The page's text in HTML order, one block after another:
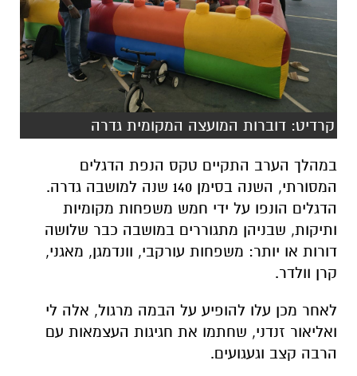
קרדיט: דוברות המועצה המקומית גדרה
במהלך הערב התקיים טקס הנפת הדגלים
המסורתי, השנה בסימן 140 שנה למושבה גדרה.
הדגלים הונפו על ידי חמש משפחות מקומיות
ותיקות, שבניהן מתגוררים במושבה כבר שלושה
דורות או יותר: משפחות עורקבי, וונדמגן, מאגני,
קרן וולדר.
לאחר מכן עלו להופיע על הבמה מרגול, אלה לי
ואליאור זנדני, שחתמו את חגיגות העצמאות עם
הרבה קצב וגעגועים.